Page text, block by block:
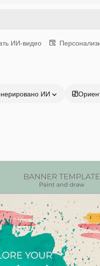
ИИ-видео
ИИ
создания
1 миллиона
Продукция
Spaces
ИИ-помощник
Генератор
изображений